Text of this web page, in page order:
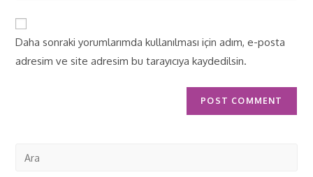
Daha sonraki yorumlarımda kullanılması için adım, e-posta
adresim ve site adresim bu tarayıcıya kaydedilsin.